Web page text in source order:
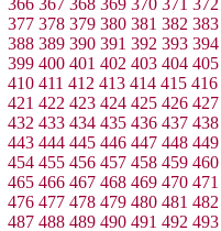
366 367 368 369 370 371 372
377 378 379 380 381 382 383
388 389 390 391 392 393 394
399 400 401 402 403 404 405
410 411 412 413 414 415 416
421 422 423 424 425 426 427
432 433 434 435 436 437 438
443 444 445 446 447 448 449
454 455 456 457 458 459 460
465 466 467 468 469 470 471
476 477 478 479 480 481 482
487 488 489 490 491 492 493